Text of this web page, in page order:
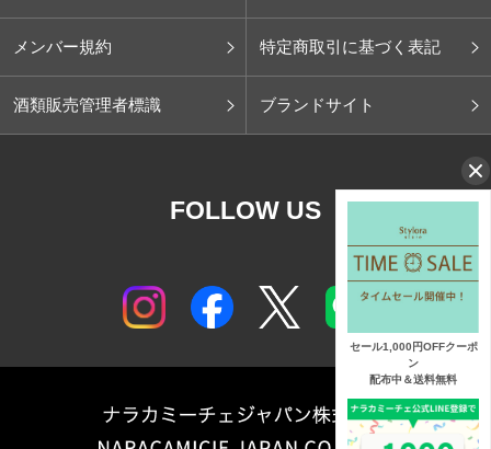
メンバー規約 特定商取引に基づく表記
酒類販売管理者標識 ブランドサイト
FOLLOW US
セール1,000円OFFクーポ
ン
配布中＆送料無料